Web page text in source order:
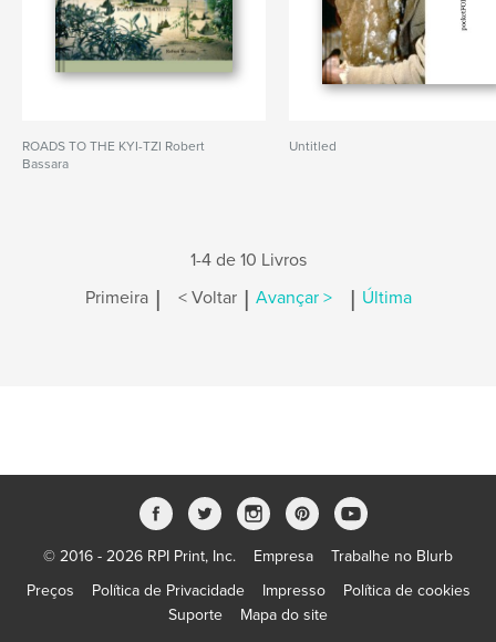
ROADS TO THE KYI-TZI Robert
Bassara
Untitled
1-4 de 10 Livros
Primeira | < Voltar | Avançar > | Última
© 2016 - 2026 RPI Print, Inc. Empresa
Trabalhe no Blurb
Preços
Política de Privacidade Impresso
Política de cookies
Suporte
Mapa do site